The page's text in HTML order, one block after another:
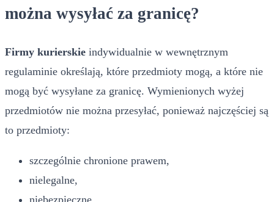
można wysyłać za granicę?
Firmy kurierskie indywidualnie w wewnętrznym
regulaminie określają, które przedmioty mogą, a które nie
mogą być wysyłane za granicę. Wymienionych wyżej
przedmiotów nie można przesyłać, ponieważ najczęściej są
to przedmioty:
szczególnie chronione prawem,
nielegalne,
niebezpieczne,